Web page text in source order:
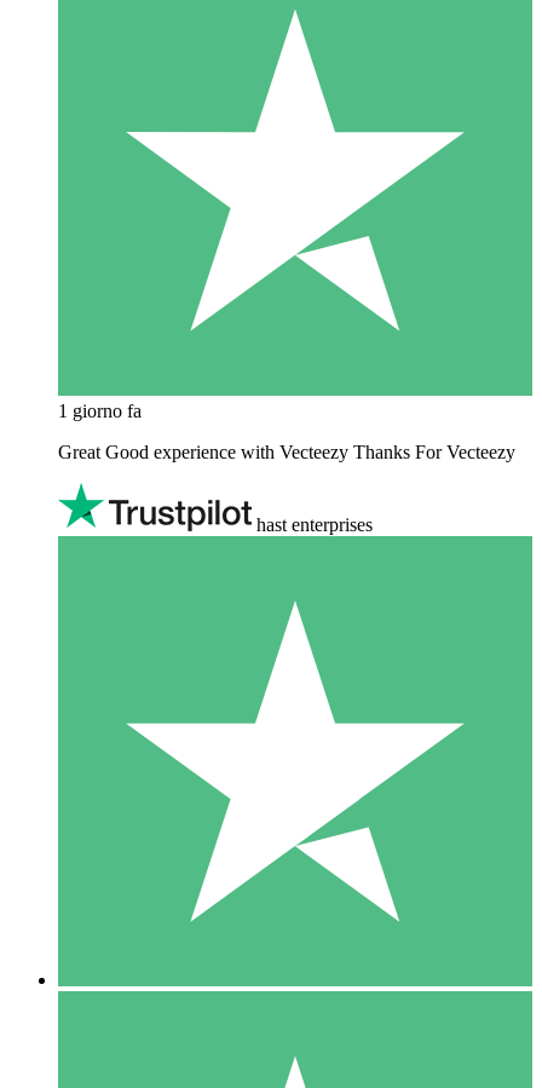
1 giorno fa
Great Good experience with Vecteezy Thanks For Vecteezy
hast enterprises